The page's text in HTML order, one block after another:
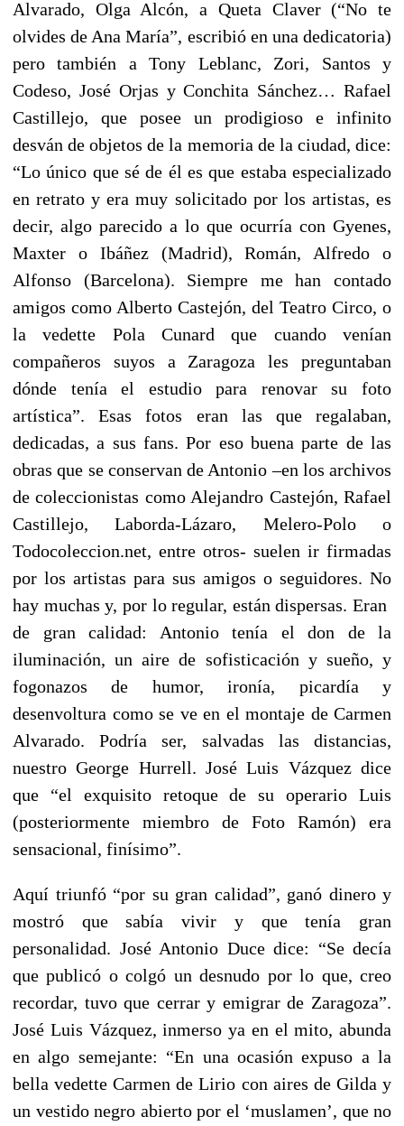
Alvarado, Olga Alcón, a Queta Claver (“No te
olvides de Ana María”, escribió en una dedicatoria)
pero también a Tony Leblanc, Zori, Santos y
Codeso, José Orjas y Conchita Sánchez… Rafael
Castillejo, que posee un prodigioso e infinito
desván de objetos de la memoria de la ciudad, dice:
“Lo único que sé de él es que estaba especializado
en retrato y era muy solicitado por los artistas, es
decir, algo parecido a lo que ocurría con Gyenes,
Maxter o Ibáñez (Madrid), Román, Alfredo o
Alfonso (Barcelona). Siempre me han contado
amigos como Alberto Castejón, del Teatro Circo, o
la vedette Pola Cunard que cuando venían
compañeros suyos a Zaragoza les preguntaban
dónde tenía el estudio para renovar su foto
artística”. Esas fotos eran las que regalaban,
dedicadas, a sus fans. Por eso buena parte de las
obras que se conservan de Antonio –en los archivos
de coleccionistas como Alejandro Castejón, Rafael
Castillejo, Laborda-Lázaro, Melero-Polo o
Todocoleccion.net, entre otros- suelen ir firmadas
por los artistas para sus amigos o seguidores. No
hay muchas y, por lo regular, están dispersas. Eran
de gran calidad: Antonio tenía el don de la
iluminación, un aire de sofisticación y sueño, y
fogonazos de humor, ironía, picardía y
desenvoltura como se ve en el montaje de Carmen
Alvarado. Podría ser, salvadas las distancias,
nuestro George Hurrell. José Luis Vázquez dice
que “el exquisito retoque de su operario Luis
(posteriormente miembro de Foto Ramón) era
sensacional, finísimo”.
Aquí triunfó “por su gran calidad”, ganó dinero y
mostró que sabía vivir y que tenía gran
personalidad. José Antonio Duce dice: “Se decía
que publicó o colgó un desnudo por lo que, creo
recordar, tuvo que cerrar y emigrar de Zaragoza”.
José Luis Vázquez, inmerso ya en el mito, abunda
en algo semejante: “En una ocasión expuso a la
bella vedette Carmen de Lirio con aires de Gilda y
un vestido negro abierto por el ‘muslamen’, que no